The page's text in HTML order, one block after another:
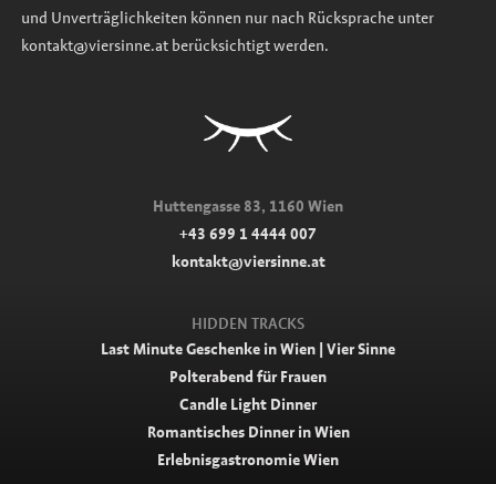
und Unverträglichkeiten können nur nach Rücksprache unter
kontakt@viersinne.at berücksichtigt werden.
Huttengasse 83, 1160 Wien
+43 699 1 4444 007
kontakt@viersinne.at
HIDDEN TRACKS
Last Minute Geschenke in Wien | Vier Sinne
Polterabend für Frauen
Candle Light Dinner
Romantisches Dinner in Wien
Erlebnisgastronomie Wien